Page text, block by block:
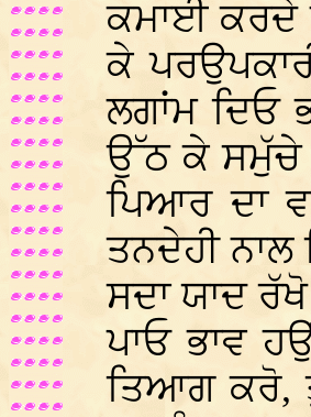
ਕਮਾਈ ਕਰਦੇ
ਕੇ
ਲਗਾਂਮ ਦਿਓ
ਉੱਠ ਕੇ ਸਮੁੱਚੇ
ਪਿਆਰ ਦਾ
ਤਨਦੇਹੀ
ਸਦਾ ਯਾਦ
ਪਾਓ ਭਾਵ
ਤਿਆਗ ਕਰੋ,